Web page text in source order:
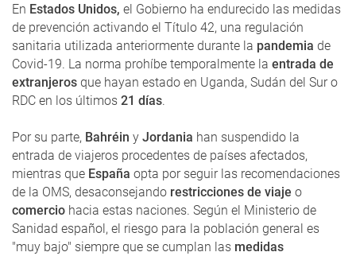
En Estados Unidos, el Gobierno ha endurecido las medidas
de prevención activando el Título 42, una regulación
sanitaria utilizada anteriormente durante la pandemia de
Covid-19. La norma prohíbe temporalmente la entrada de
extranjeros que hayan estado en Uganda, Sudán del Sur o
RDC en los últimos 21 días.
Por su parte, Bahréin y Jordania han suspendido la
entrada de viajeros procedentes de países afectados,
mientras que España opta por seguir las recomendaciones
de la OMS, desaconsejando restricciones de viaje o
comercio hacia estas naciones. Según el Ministerio de
Sanidad español, el riesgo para la población general es
"muy bajo" siempre que se cumplan las medidas